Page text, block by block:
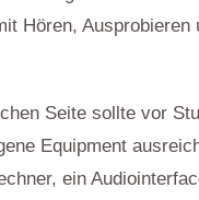
Hören, Ausprobieren
Seite sollte vor
Equipment
ein